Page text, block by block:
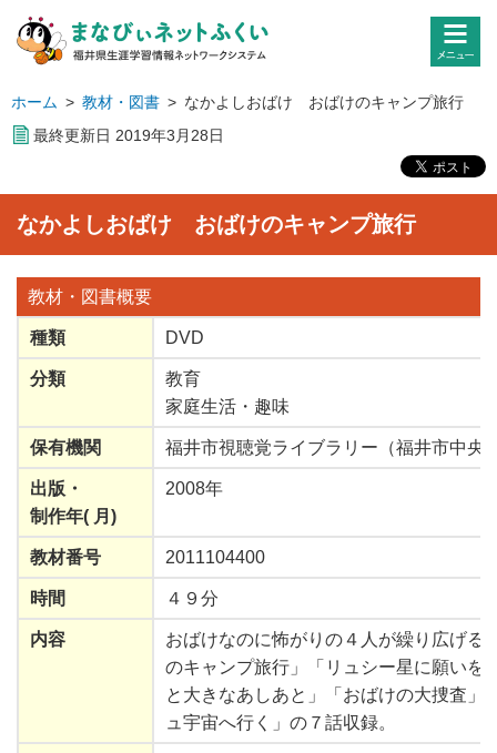
ホーム > 教材・図書 > なかよしおばけ おばけのキャンプ旅行
最終更新日 2019年3 月 28日
なかよしおばけ おばけのキャンプ旅行
教材・図書概要
種類 DVD
分類
教育
家庭生活 ・ 趣味
保有機関 福井市視聴覚ライブラリー（福井市中央
出版 ・
制作年( 月 )
2008年
教材番号 2011104400
時間 ４９分
内容
おばけなのに怖がりの４人が繰り広げる
のキャンプ旅行」「リュシー星に願いを
と大きなあしあと」「おばけの大捜査」
ュ宇宙へ行く」の７話収録。